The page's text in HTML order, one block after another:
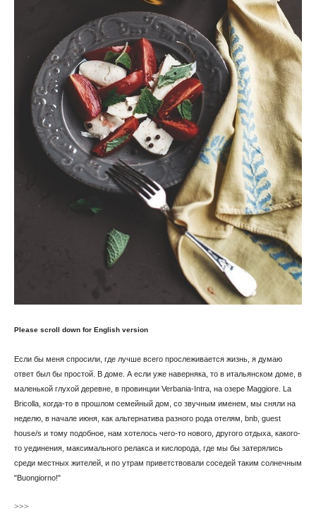
Please scroll down for English version
Если бы меня спросили, где лучше всего прослеживается жизнь, я думаю
ответ был бы простой. В доме. А если уже наверняка, то в итальянском доме, в
маленькой глухой деревне, в провинции Verbania-Intra, на озере Maggiore. La
Bricolla, когда-то в прошлом семейный дом, со звучным именем, мы сняли на
неделю, в начале июня, как альтернатива разного рода отелям, bnb, guest
house/s и тому подобное, нам хотелось чего-то нового, другого отдыха, какого-
то уединения, максимального релакса и кислорода, где мы бы затерялись
среди местных жителей, и по утрам приветствовали соседей таким солнечным
"Buongiorno!"
>>>